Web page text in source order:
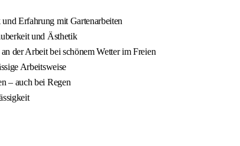
Erfahrung mit Gartenarbeiten
und Ästhetik
der Arbeit bei schönem Wetter im Freien
Arbeitsweise
– auch bei Regen